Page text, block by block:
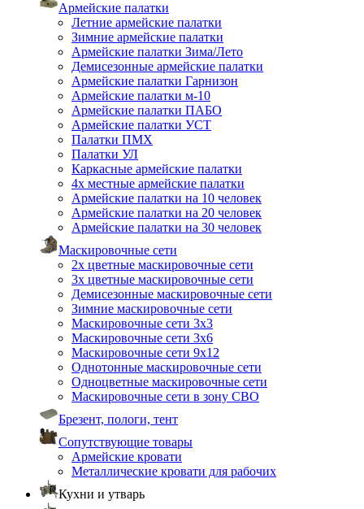
Армейские палатки
Летние армейские палатки
Зимние армейские палатки
Армейские палатки Зима/Лето
Демисезонные армейские палатки
Армейские палатки Гарнизон
Армейские палатки м-10
Армейские палатки ПАБО
Армейские палатки УСТ
Палатки ПМХ
Палатки УЛ
Каркасные армейские палатки
4х местные армейские палатки
Армейские палатки на 10 человек
Армейские палатки на 20 человек
Армейские палатки на 30 человек
Маскировочные сети
2х цветные маскировочные сети
3х цветные маскировочные сети
Демисезонные маскировочные сети
Зимние маскировочные сети
Маскировочные сети 3х3
Маскировочные сети 3х6
Маскировочные сети 9х12
Однотонные маскировочные сети
Одноцветные маскировочные сети
Маскировочные сети в зону СВО
Брезент, пологи, тент
Сопутствующие товары
Армейские кровати
Металлические кровати для рабочих
Кухни и утварь